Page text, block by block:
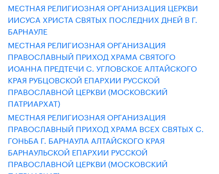
МЕСТНАЯ РЕЛИГИОЗНАЯ ОРГАНИЗАЦИЯ ЦЕРКВИ
ИИСУСА ХРИСТА СВЯТЫХ ПОСЛЕДНИХ ДНЕЙ В Г.
БАРНАУЛЕ
МЕСТНАЯ РЕЛИГИОЗНАЯ ОРГАНИЗАЦИЯ
ПРАВОСЛАВНЫЙ ПРИХОД ХРАМА СВЯТОГО
ИОАННА ПРЕДТЕЧИ С. УГЛОВСКОЕ АЛТАЙСКОГО
КРАЯ РУБЦОВСКОЙ ЕПАРХИИ РУССКОЙ
ПРАВОСЛАВНОЙ ЦЕРКВИ (МОСКОВСКИЙ
ПАТРИАРХАТ)
МЕСТНАЯ РЕЛИГИОЗНАЯ ОРГАНИЗАЦИЯ
ПРАВОСЛАВНЫЙ ПРИХОД ХРАМА ВСЕХ СВЯТЫХ С.
ГОНЬБА Г. БАРНАУЛА АЛТАЙСКОГО КРАЯ
БАРНАУЛЬСКОЙ ЕПАРХИИ РУССКОЙ
ПРАВОСЛАВНОЙ ЦЕРКВИ (МОСКОВСКИЙ